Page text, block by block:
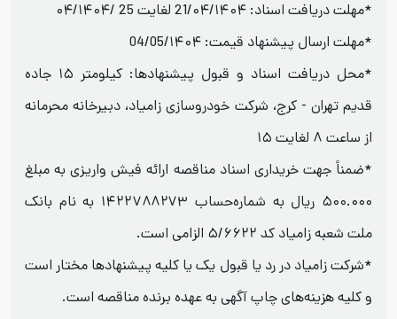
*مهلت دریافت اسناد: 21/۰۴/۱۴۰۴ لغایت 25 /۰۴/۱۴۰۴
*مهلت ارسال پیشنهاد قیمت: 04/05/۱۴۰۴
*محل دریافت اسناد و قبول پیشنهادها: کیلومتر ۱۵ جاده
قدیم تهران - کرج، شرکت خودروسازی زامیاد، دبیرخانه محرمانه
از ساعت ۸ لغایت ۱۵
*ضمناً جهت خریداری اسناد مناقصه ارائه فیش واریزی به مبلغ
۵۰۰.۰۰۰ ریال به شماره‌حساب ۱۴۲۲۷۸۸۲۷۳ به نام بانک
ملت شعبه زامیاد کد ۵/۶۶۲۲ الزامی است.
*شرکت زامیاد در رد یا قبول یک یا کلیه پیشنهادها مختار است
و کلیه هزینه‌های چاپ آگهی به عهده برنده مناقصه است.